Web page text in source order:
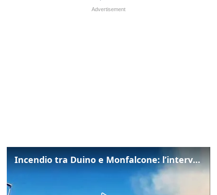
Incendio tra Duino e Monfalcone: l’intervento dei vigili del fuoco